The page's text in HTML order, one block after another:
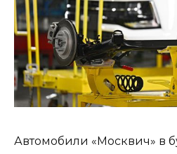
Автомобили «Москвич» в